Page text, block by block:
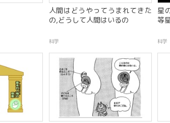
人間はどうやってうまれてきた
の,どうして人間はいるの
科学
星
等
科学